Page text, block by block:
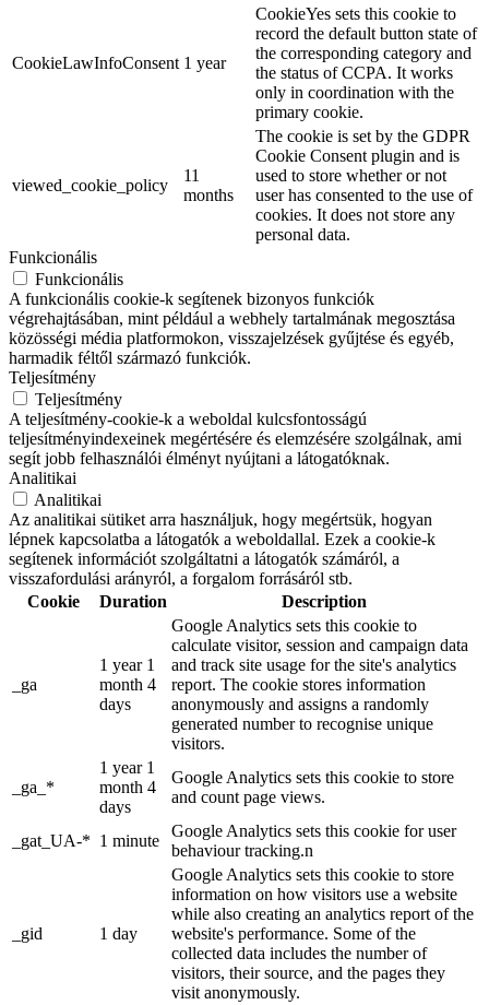
CookieLawInfoConsent 1 year
CookieYes sets this cookie to
record the default button state of
the corresponding category and
the status of CCPA. It works
only in coordination with the
primary cookie.
viewed_cookie_policy
11
months
The cookie is set by the GDPR
Cookie Consent plugin and is
used to store whether or not
user has consented to the use of
cookies. It does not store any
personal data.
Funkcionális
Funkcionális
A funkcionális cookie-k segítenek bizonyos funkciók
végrehajtásában, mint például a webhely tartalmának megosztása
közösségi média platformokon, visszajelzések gyűjtése és egyéb,
harmadik féltől származó funkciók.
Teljesítmény
Teljesítmény
A teljesítmény-cookie-k a weboldal kulcsfontosságú
teljesítményindexeinek megértésére és elemzésére szolgálnak, ami
segít jobb felhasználói élményt nyújtani a látogatóknak.
Analitikai
Analitikai
Az analitikai sütiket arra használjuk, hogy megértsük, hogyan
lépnek kapcsolatba a látogatók a weboldallal. Ezek a cookie-k
segítenek információt szolgáltatni a látogatók számáról, a
visszafordulási arányról, a forgalom forrásáról stb.
Cookie
Duration Description
_ga
1 year 1
month 4
days
Google Analytics sets this cookie to
calculate visitor, session and campaign data
and track site usage for the site's analytics
report. The cookie stores information
anonymously and assigns a randomly
generated number to recognise unique
visitors.
_ga_*
1 year 1
month 4
days
Google Analytics sets this cookie to store
and count page views.
_gat_UA-* 1 minute
Google Analytics sets this cookie for user
behaviour tracking.n
_gid 1 day
Google Analytics sets this cookie to store
information on how visitors use a website
while also creating an analytics report of the
website's performance. Some of the
collected data includes the number of
visitors, their source, and the pages they
visit anonymously.